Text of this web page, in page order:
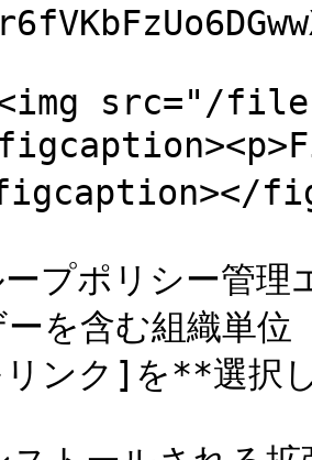
src="/files/
プポリシー管理
ーを含む組織単
ンク]を**選択